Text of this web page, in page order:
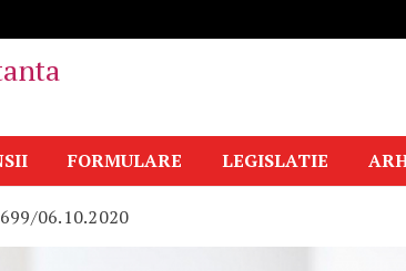
FORMULARE LEGISLATIE
06.10.2020